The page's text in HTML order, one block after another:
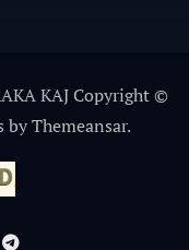
KAJ Copyright ©
byThemeansar.